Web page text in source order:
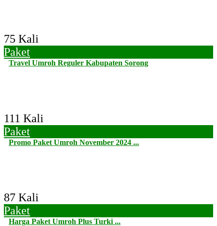
75 Kali
Paket
Travel Umroh Reguler Kabupaten Sorong
111 Kali
Paket
Promo Paket Umroh November 2024 ...
87 Kali
Paket
Harga Paket Umroh Plus Turki ...